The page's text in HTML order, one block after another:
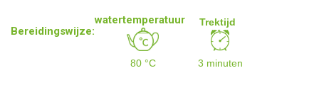
Bereidingswijze:
watertemperatuur Trektijd
80 °C 3 minuten